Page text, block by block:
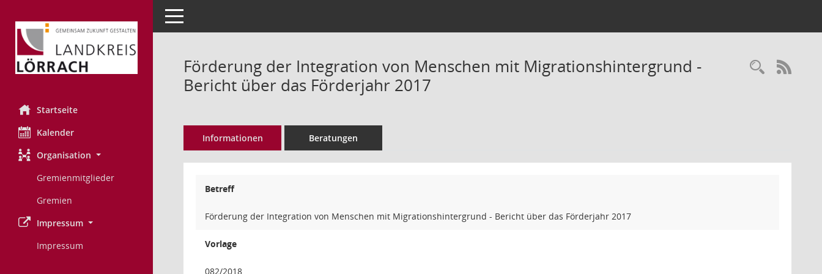
Startseite
Kalender
Organisation
Gremienmitglieder
Gremien
Impressum
Impressum
Toggle navigation
Förderung der Integration von Menschen mit Migrationshintergrund -
Bericht über das Förderjahr 2017
Informationen Beratungen
Betreff
Förderung der Integration von Menschen mit Migrationshintergrund - Bericht über das Förderjahr 2017
Vorlage
082/2018